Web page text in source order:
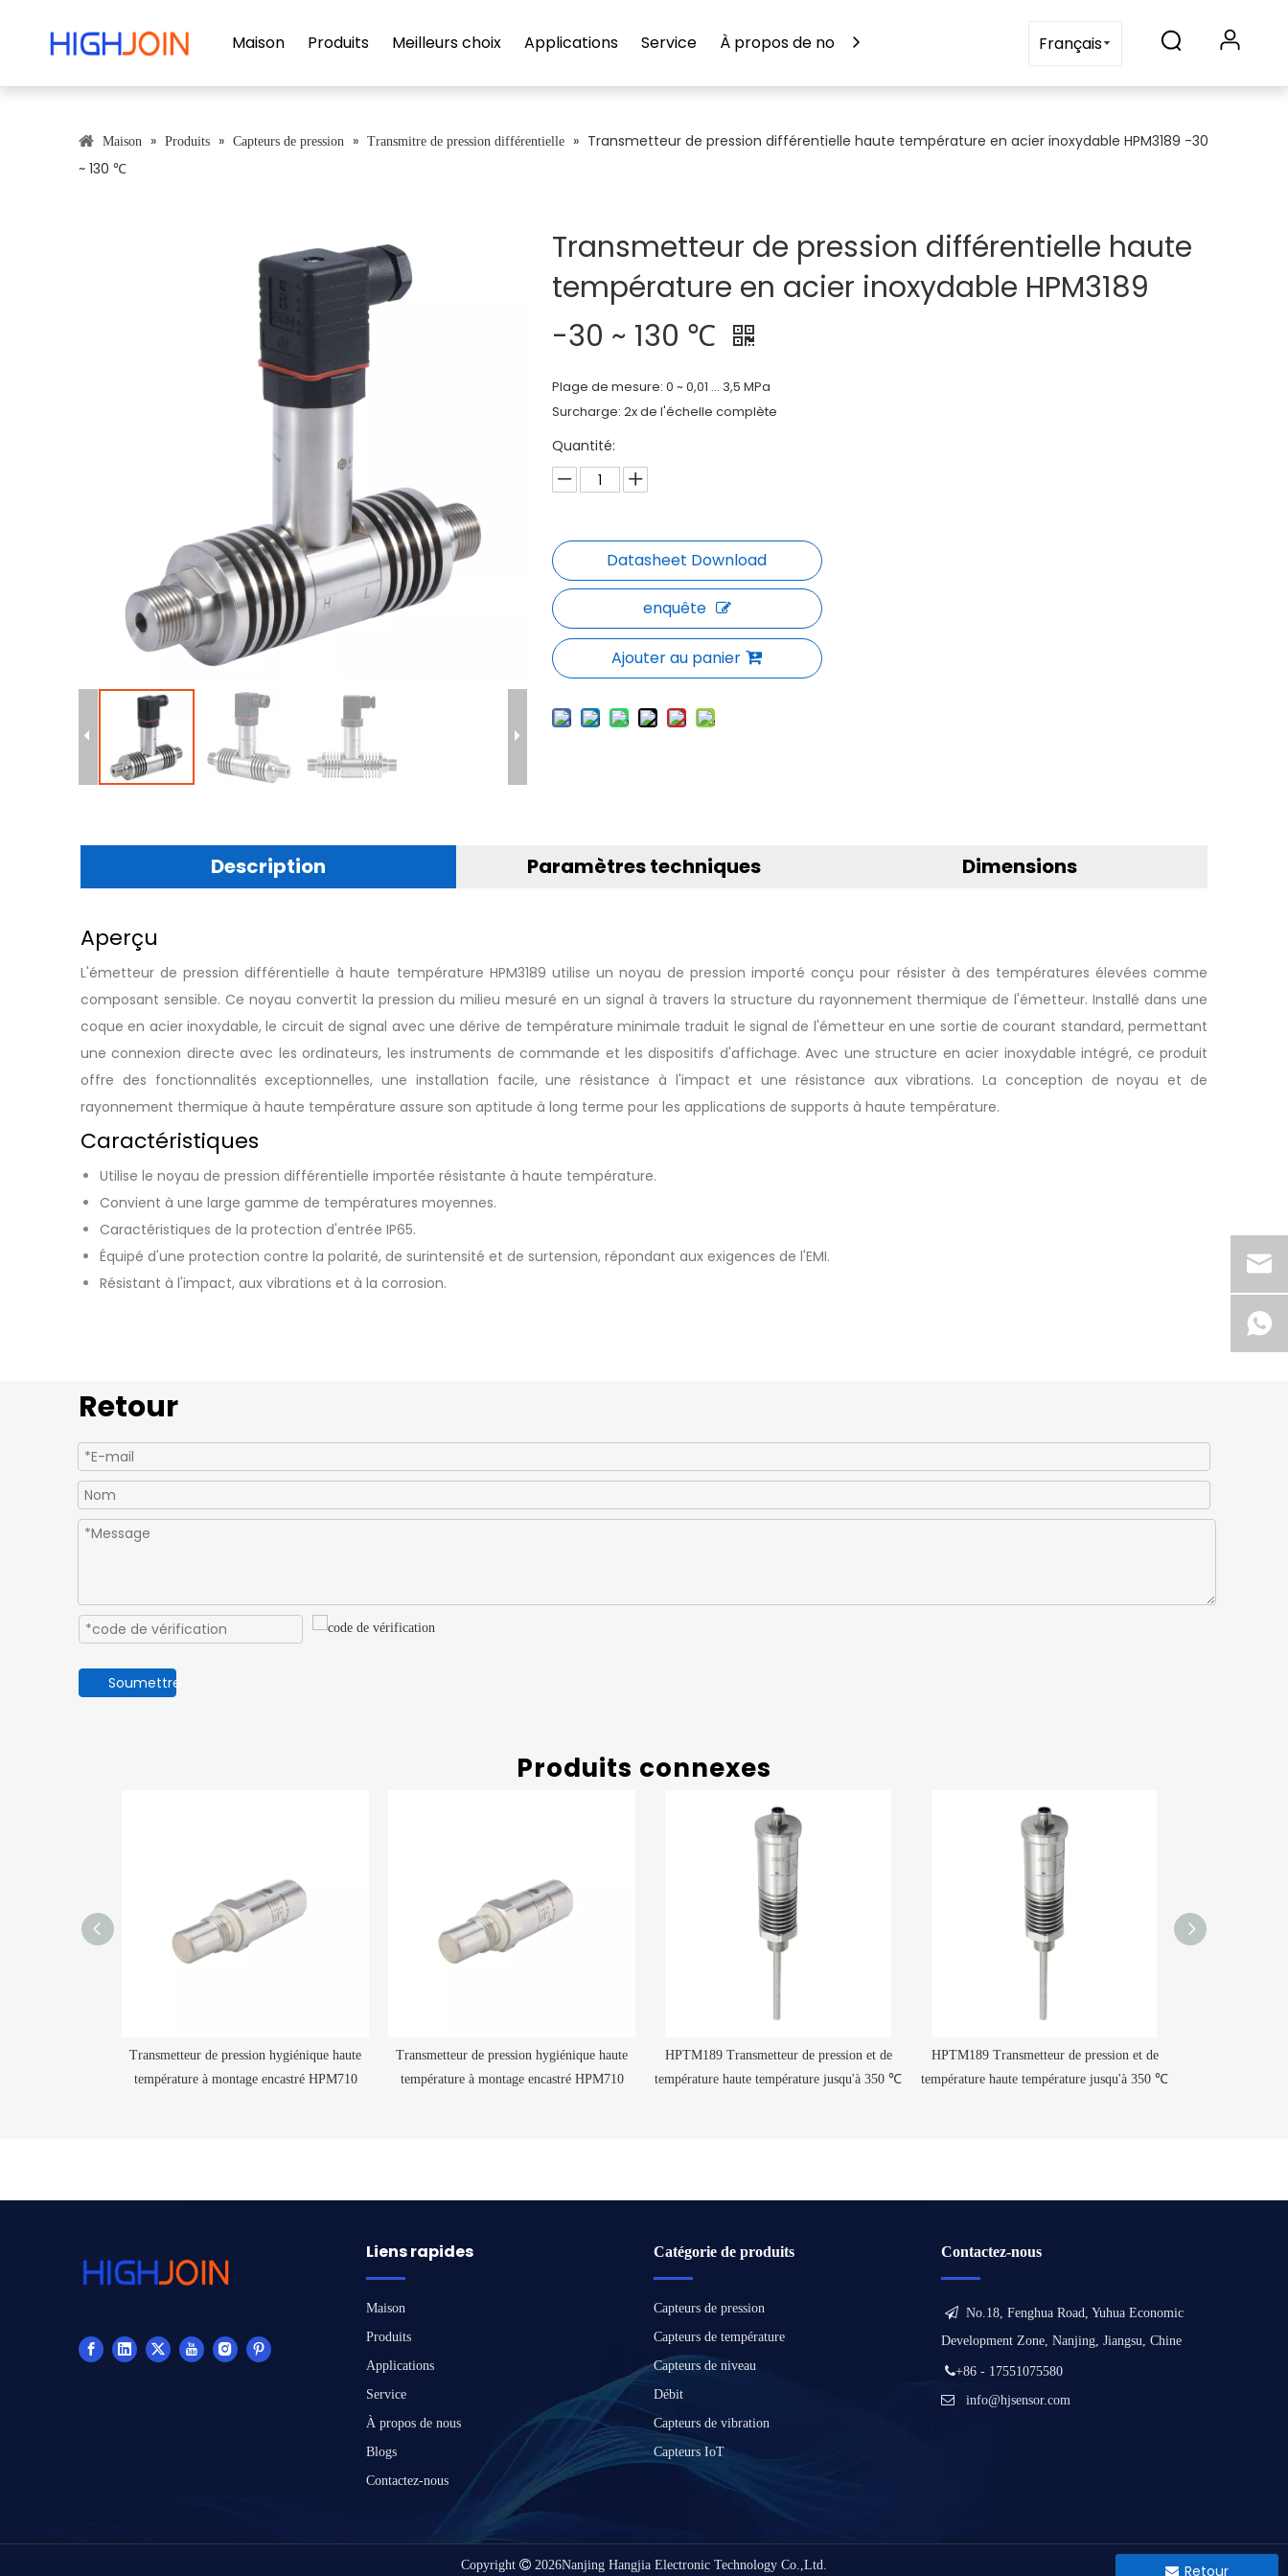
Maison Produits Meilleurs choix Applications Service À propos de nous Contactez-nousFrançais
Maison » Produits » Capteurs de pression » Transmitre de pression différentielle » Transmetteur de pression différentielle haute température en acier inoxydable HPM3189 -30
~ 130 ℃
Transmetteur de pression différentielle haute
température en acier inoxydable HPM3189
-30 ~ 130 ℃
Plage de mesure: 0 ~ 0,01 ... 3,5 MPa
Surcharge: 2x de l'échelle complète
Quantité:
enquête
Ajouter au panier
Description Paramètres techniques Dimensions
Aperçu
L'émetteur de pression différentielle à haute température HPM3189 utilise un noyau de pression importé conçu pour résister à des températures élevées comme
composant sensible. Ce noyau convertit la pression du milieu mesuré en un signal à travers la structure du rayonnement thermique de l'émetteur. Installé dans une
coque en acier inoxydable, le circuit de signal avec une dérive de température minimale traduit le signal de l'émetteur en une sortie de courant standard, permettant
une connexion directe avec les ordinateurs, les instruments de commande et les dispositifs d'affichage. Avec une structure en acier inoxydable intégré, ce produit
offre des fonctionnalités exceptionnelles, une installation facile, une résistance à l'impact et une résistance aux vibrations. La conception de noyau et de
rayonnement thermique à haute température assure son aptitude à long terme pour les applications de supports à haute température.
Caractéristiques
Utilise le noyau de pression différentielle importée résistante à haute température.
Convient à une large gamme de températures moyennes.
Caractéristiques de la protection d'entrée IP65.
Équipé d'une protection contre la polarité, de surintensité et de surtension, répondant aux exigences de l'EMI.
Résistant à l'impact, aux vibrations et à la corrosion.
Retour
Soumettre
Produits connexes
Transmetteur de pression hygiénique haute
température à montage encastré HPM710
Transmetteur de pression hygiénique haute
température à montage encastré HPM710
HPTM189 Transmetteur de pression et de
température haute température jusqu'à 350 ℃
HPTM189 Transmetteur de pression et de
température haute température jusqu'à 350 ℃
Retour
Liens rapides
Maison
Produits
Applications
Service
À propos de nous
Blogs
Contactez-nous
Catégorie de produits
Capteurs de pression
Capteurs de température
Capteurs de niveau
Débit
Capteurs de vibration
Capteurs IoT
Contactez-nous
 No.18, Fenghua Road, Yuhua Economic
Development Zone, Nanjing, Jiangsu, Chine
+86 - 17551075580
 info@hjsensor.com
Copyright  2026Nanjing Hangjia Electronic Technology Co.,Ltd.